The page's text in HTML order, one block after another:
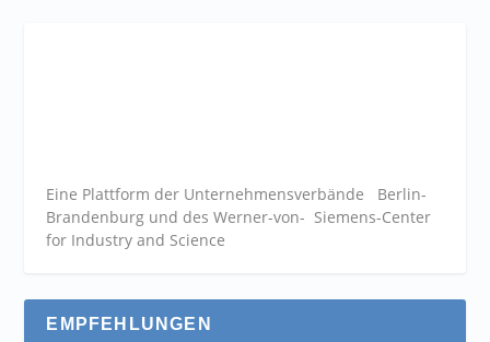
Eine Plattform der Unternehmensverbände Berlin-
Brandenburg und des Werner-von- Siemens-Center
for Industry and Science
EMPFEHLUNGEN